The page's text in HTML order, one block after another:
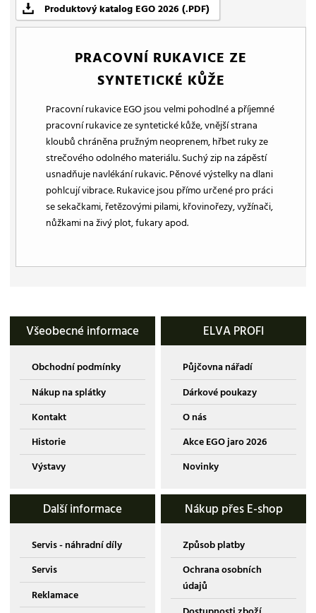
Produktový katalog EGO 2026 (.PDF)
PRACOVNÍ RUKAVICE ZE
SYNTETICKÉ KŮŽE
Pracovní rukavice EGO jsou velmi pohodlné a příjemné
pracovní rukavice ze syntetické kůže, vnější strana
kloubů chráněna pružným neoprenem, hřbet ruky ze
strečového odolného materiálu. Suchý zip na zápěstí
usnadňuje navlékání rukavic. Pěnové výstelky na dlani
pohlcují vibrace. Rukavice jsou přímo určené pro práci
se sekačkami, řetězovými pilami, křovinořezy, vyžínači,
nůžkami na živý plot, fukary apod.
Všeobecné informace
Obchodní podmínky
Nákup na splátky
Kontakt
Historie
Výstavy
ELVA PROFI
Půjčovna nářadí
Dárkové poukazy
O nás
Akce EGO jaro 2026
Novinky
Další informace
Servis - náhradní díly
Servis
Reklamace
Nákup přes E-shop
Způsob platby
Ochrana osobních
údajů